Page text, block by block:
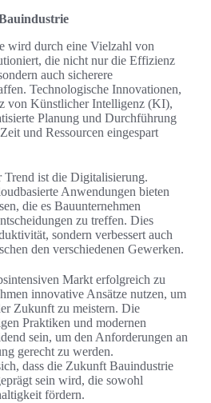
wird durch eine Vielzahl von
die nicht nur die Effizienz
auch sicherere
Technologische Innovationen,
von Künstlicher Intelligenz (KI),
Planung und Durchführung
und Ressourcen eingespart
Trend ist die Digitalisierung.
Anwendungen bieten
die es Bauunternehmen
zu treffen. Dies
sondern verbessert auch
den verschiedenen Gewerken.
Markt erfolgreich zu
innovative Ansätze nutzen, um
Zukunft zu meistern. Die
Praktiken und modernen
sein, um den Anforderungen an
gerecht zu werden.
dass die Zukunft Bauindustrie
sein wird, die sowohl
fördern.